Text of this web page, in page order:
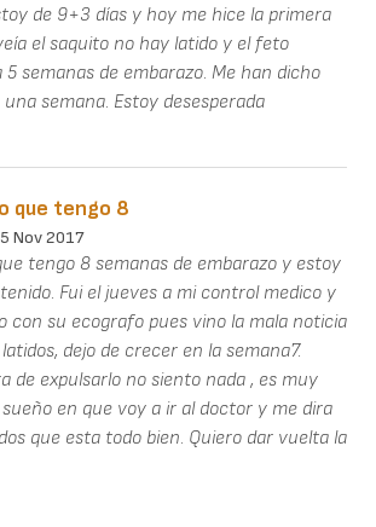
de 9+3 días y hoy me hice la primera
el saquito no hay latido y el feto
5 semanas de embarazo. Me han dicho
semana. Estoy desesperada
que tengo 8
5 Nov 2017
tengo 8 semanas de embarazo y estoy
Fui el jueves a mi control medico y
con su ecografo pues vino la mala noticia
dejo de crecer en la semana7.
de expulsarlo no siento nada , es muy
en que voy a ir al doctor y me dira
que esta todo bien. Quiero dar vuelta la